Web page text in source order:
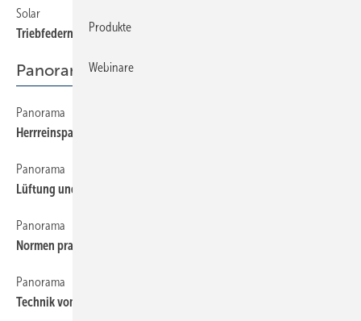
Solar
Triebfedern des Solarmarkts
Panorama
Panorama
Herrreinspaziert . . .
Panorama
Lüftung und Klima im Focus
Panorama
Normen praxistauglicher gestalten
Panorama
Technik vom Lago Maggiore
Produkte
Webinare